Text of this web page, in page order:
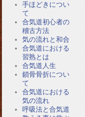
手ほどきについ
て
合気道初心者の
稽古方法
気の流れと和合
合気道における
習熟とは
合気道人生
鎖骨骨折につい
て
合気道における
気の流れ
呼吸法と合気道